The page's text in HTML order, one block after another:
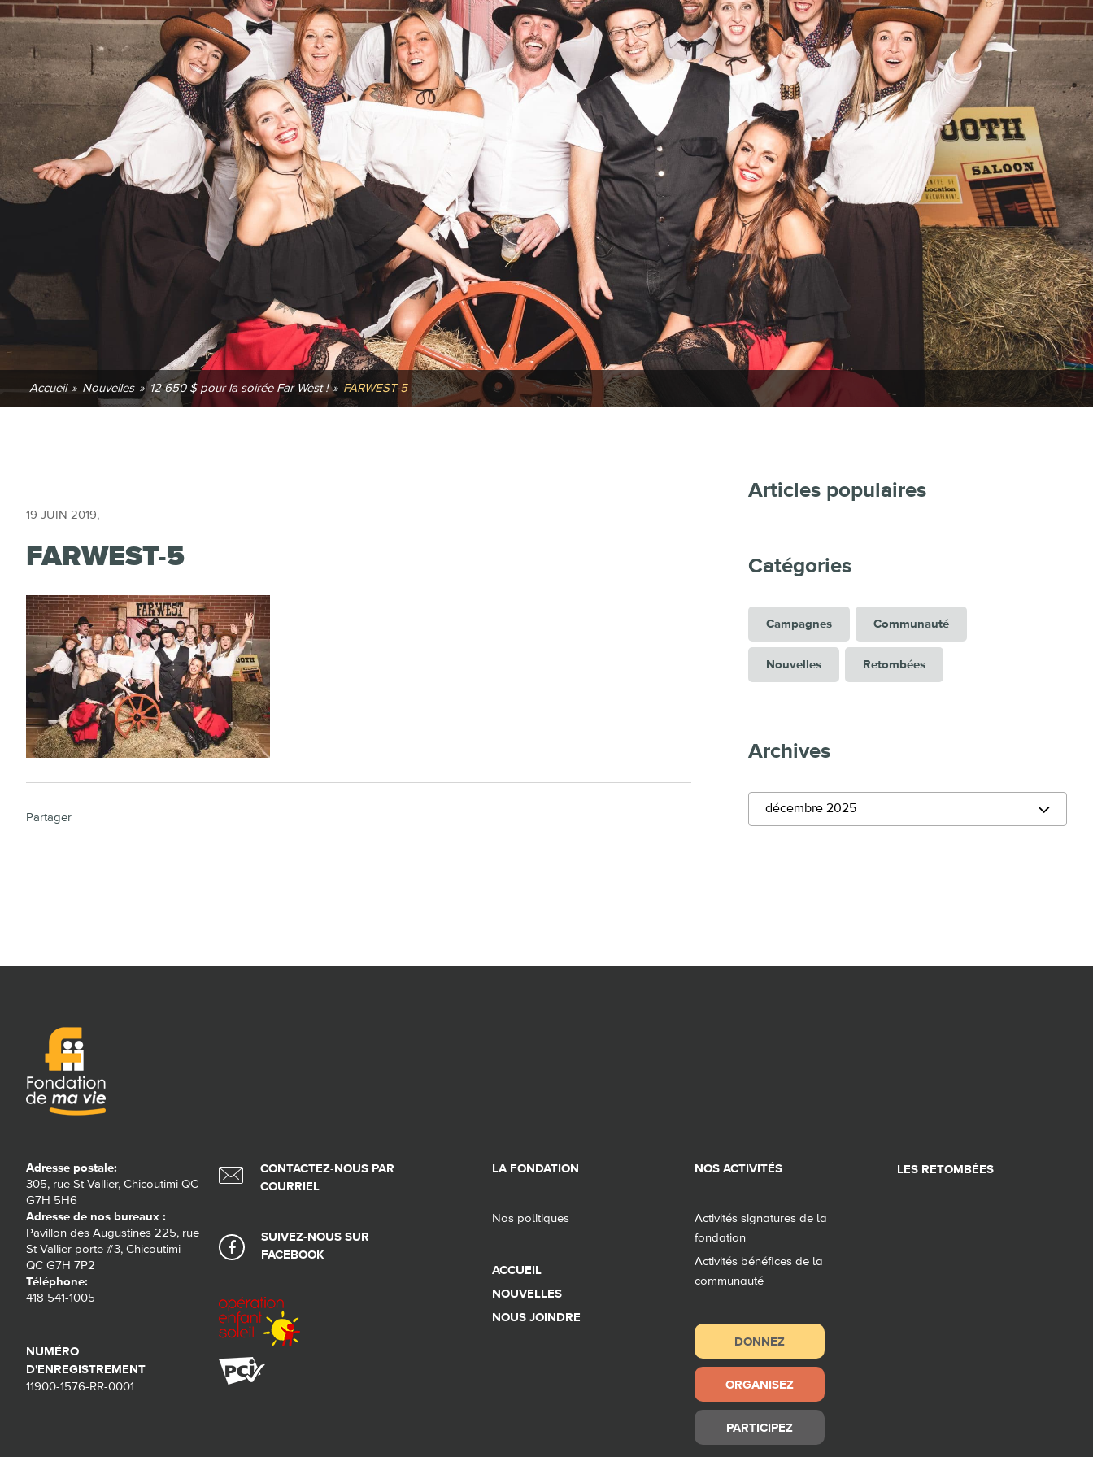
Accueil » Nouvelles » 12 650 $ pour la soirée Far West ! » FARWEST-5
19 JUIN 2019,
FARWEST-5
Partager
Articles populaires
Catégories
Campagnes Communauté
Nouvelles Retombées
Archives
décembre 2025
Adresse postale:
305, rue St-Vallier, Chicoutimi QC
G7H 5H6
Adresse de nos bureaux :
Pavillon des Augustines 225, rue
St-Vallier porte #3, Chicoutimi
QC G7H 7P2
Téléphone:
418 541-1005
NUMÉRO
D'ENREGISTREMENT
11900-1576-RR-0001
CONTACTEZ-NOUS PAR
COURRIEL
SUIVEZ-NOUS SUR
FACEBOOK
LA FONDATION
Nos politiques
ACCUEIL
NOUVELLES
NOUS JOINDRE
NOS ACTIVITÉS
Activités signatures de la
fondation
Activités bénéfices de la
communauté
DONNEZ
ORGANISEZ
PARTICIPEZ
LES RETOMBÉES